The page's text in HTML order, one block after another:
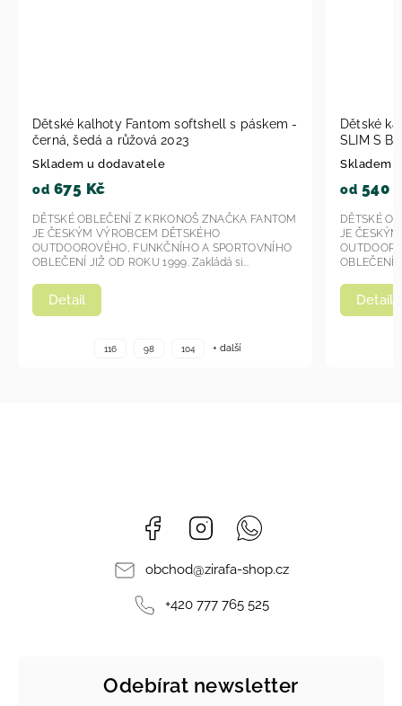
Dětské kalhoty FANTOM - SOFTSHELL
SLIM S BAMBUSEM černá KAL 1001 2023
Skladem u dodavatele
od 540 Kč
Detail
DĚTSKÉ OBLEČENÍ Z KRKONOŠ ZNAČKA FANTOM
JE ČESKÝM VÝROBCEM DĚTSKÉHO
OUTDOOROVÉHO, FUNKČNÍHO A SPORTOVNÍHO
OBLEČENÍ JIŽ OD ROKU 1999. Zakládá si...
116 98 104 + další
Dětské
SLIM S
Skladem
od 540
Detail
DĚTSKÉ
JE
OBLEČENÍ
Facebook Instagram
obchod@zirafa-shop.cz
+420 777 765 525
Odebírat newsletter